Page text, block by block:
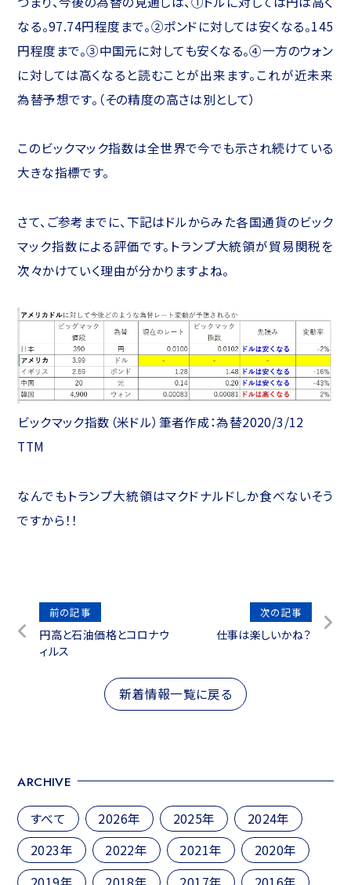
なる。97.74円程度まで。②ポンドに対しては安くなる。145
円程度まで。③中国元に対しても安くなる。④一方のウォン
に対しては高くなると読むことが出来ます。これが近未来
為替予想です。（その精度の高さは別として）
このビックマック指数は全世界で今でも示され続けている
大きな指標です。
さて、ご参考までに、下記はドルからみた各国通貨のビック
マック指数による評価です。トランプ大統領が貿易関税を
次々かけていく理由が分かりますよね。
ビックマック指数（米ドル）筆者作成：為替2020/3/12
TTM
なんでもトランプ大統領はマクドナルドしか食べないそう
ですから！！
稿
ョ
ン
前の記事
円高と石油価格とコロナウ
ィルス
次の記事
仕事は楽しいかね？
新着情報一覧に戻る
ARCHIVE
すべて 2026年 2025年
2024年
2023年
2022年 2021年
2020年